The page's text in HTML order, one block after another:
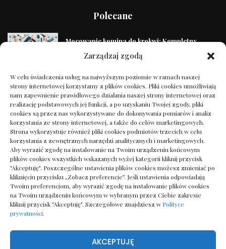
Zarządzaj zgodą
W celu świadczenia usług na najwyższym poziomie w ramach naszej
strony internetowej korzystamy z plików cookies. Pliki cookies umożliwiają
nam zapewnienie prawidłowego działania naszej strony internetowej oraz
realizację podstawowych jej funkcji, a po uzyskaniu Twojej zgody, pliki
cookies są przez nas wykorzystywane do dokonywania pomiarów i analiz
korzystania ze strony internetowej, a także do celów marketingowych.
Strona wykorzystuje również pliki cookies podmiotów trzecich w celu
korzystania z zewnętrznych narzędzi analitycznych i marketingowych.
Aby wyrazić zgodę na instalowanie na Twoim urządzeniu końcowym
plików cookies wszystkich wskazanych wyżej kategorii kliknij przycisk
"Akceptuję". Poszczególne ustawienia plików cookies możesz zmieniać po
kliknięciu przycisku „Zobacz preferencje”. Jeśli ustawienia odpowiadają
Twoim preferencjom, aby wyrazić zgodę na instalowanie plików cookies
na Twoim urządzeniu końcowym w wybranym przez Ciebie zakresie
kliknij przycisk "Akceptuję". Szczegółowe znajdziesz w Polityce
prywatności.
AKCEPTUJĘ
Polecane
Mocowanie komina do krokwi: Kompletny
23/04/2025
Klapy EI60 – Skuteczna Ochrona
Przeciwpożarowa w Budownictwie
18/01/2025
Frytka z pianki poliuretanowej – sekret
profesjonalnych instalacji
18/12/2024
Sekrety Podcastingu: Twój Pierwszy Krok do
Sławy